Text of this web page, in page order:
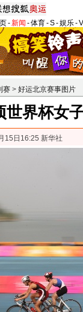
-新闻 -体育-S-娱乐-V
赛 > 好运北京赛事图片
世界杯女
15日16:25 新华社